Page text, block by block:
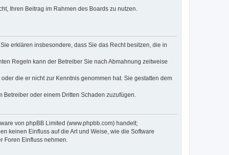
Ihren Beitrag im Rahmen des Boards zu nutzen.
erklären insbesondere, dass Sie das Recht besitzen, die in
Regeln kann der Betreiber Sie nach Abmahnung zeitweise
die er nicht zur Kenntnis genommen hat. Sie gestatten dem
oder einem Dritten Schaden zuzufügen.
von phpBB Limited (www.phpbb.com) handelt;
keinen Einfluss auf die Art und Weise, wie die Software
Foren Einfluss nehmen.